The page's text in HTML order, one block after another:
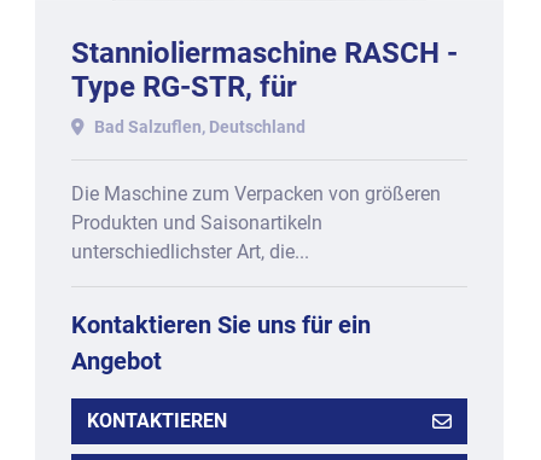
Stannioliermaschine RASCH -
Type RG-STR, für
Schokoladeneier eingerichtet.
Bad Salzuflen, Deutschland
Die Maschine zum Verpacken von größeren
Produkten und Saisonartikeln
unterschiedlichster Art, die...
Kontaktieren Sie uns für ein
Angebot
KONTAKTIEREN